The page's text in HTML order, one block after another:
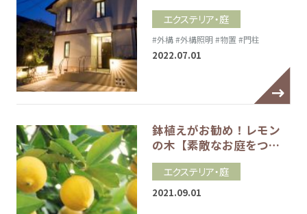
エクステリア・庭
#外構#外構照明 #物置 #門柱
2022.07.01
鉢植えがお勧め！レモン
の木【素敵なお庭をつ…
エクステリア・庭
2021.09.01